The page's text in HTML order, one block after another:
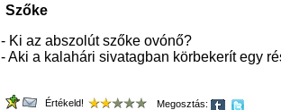
Szőke
- Ki az abszolút szőke ovónő?
- Aki a kalahári sivatagban körbekerít egy
Értékeld! Megosztás: